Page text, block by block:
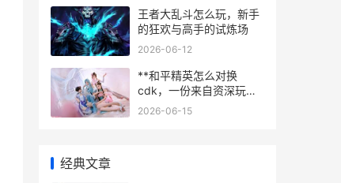
王者大乱斗怎么玩，新手
的狂欢与高手的试炼场
2026-06-12
**和平精英怎么对换
cdk，一份来自资深玩家
的实用指南，副标题，全
2026-06-15
经典文章